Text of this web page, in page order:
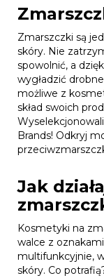
Zmarszczki są
skóry. Nie
spowolnić, a
wygładzić
możliwe z
skład swoich
Brands! Odkryj
Jak
Kosmetyki na
walce z
multifunkcyjnie,
skóry. Co